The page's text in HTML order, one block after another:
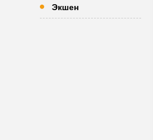
Экшен